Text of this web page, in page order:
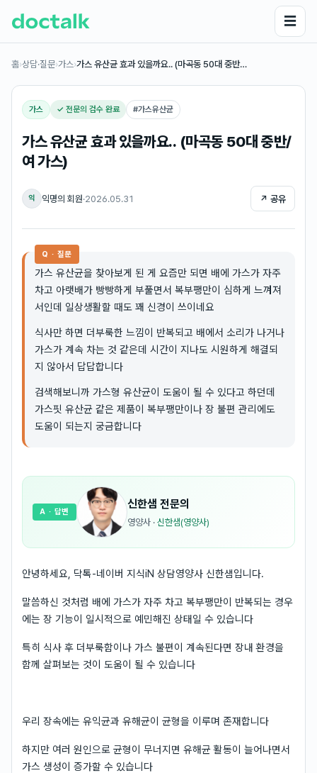
☰
홈›상담·질문›가스›가스 유산균 효과 있을까요.. (마곡동 50대 중반…
가스 ✓ 전문의 검수 완료 #가스유산균
가스 유산균 효과 있을까요.. (마곡동 50대 중반/
여 가스)
익 익명의 회원·2026.05.31 ↗ 공유
Q · 질문
가스 유산균을 찾아보게 된 게 요즘만 되면 배에 가스가 자주
차고 아랫배가 빵빵하게 부풀면서 복부팽만이 심하게 느껴져
서인데 일상생활할 때도 꽤 신경이 쓰이네요
식사만 하면 더부룩한 느낌이 반복되고 배에서 소리가 나거나
가스가 계속 차는 것 같은데 시간이 지나도 시원하게 해결되
지 않아서 답답합니다
검색해보니까 가스형 유산균이 도움이 될 수 있다고 하던데
가스핏 유산균 같은 제품이 복부팽만이나 장 불편 관리에도
도움이 되는지 궁금합니다
신한샘 전문의
영양사 · 신한샘(영양사)
A · 답변
안녕하세요, 닥톡-네이버 지식iN 상담영양사 신한샘입니다.
말씀하신 것처럼 배에 가스가 자주 차고 복부팽만이 반복되는 경우
에는 장 기능이 일시적으로 예민해진 상태일 수 있습니다
특히 식사 후 더부룩함이나 가스 불편이 계속된다면 장내 환경을
함께 살펴보는 것이 도움이 될 수 있습니다
우리 장속에는 유익균과 유해균이 균형을 이루며 존재합니다
하지만 여러 원인으로 균형이 무너지면 유해균 활동이 늘어나면서
가스 생성이 증가할 수 있습니다